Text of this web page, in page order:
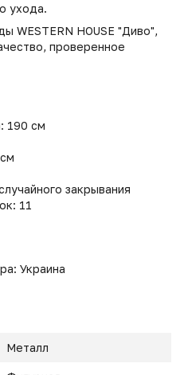
ухода.
WESTERN HOUSE "Диво",
проверенное
190 см
закрывания
11
Украина
Металл